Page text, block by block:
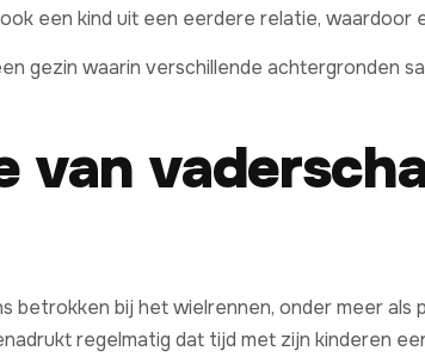
een kind uit een eerdere relatie, waardoor
gezin waarin verschillende achtergronden
van
betrokken bij het wielrennen, onder meer
regelmatig dat tijd met zijn kinderen